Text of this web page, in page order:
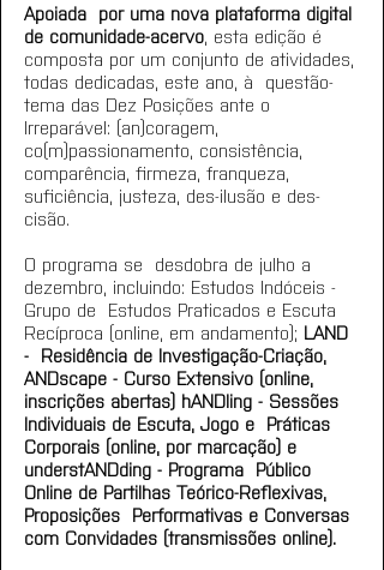
Apoiada  por uma nova plataforma digital
de comunidade-acervo, esta edição é
composta por um conjunto de atividades,
todas dedicadas, este ano, à  questão-
tema das Dez Posições ante o
Irreparável: (an)coragem,
co(m)passionamento, consistência,
comparência, firmeza, franqueza,
suficiência, justeza, des-ilusão e des-
cisão.
O programa se  desdobra de julho a
dezembro, incluindo: Estudos Indóceis -
Grupo de  Estudos Praticados e Escuta
Recíproca (online, em andamento); LAND
-  Residência de Investigação-Criação,
ANDscape - Curso Extensivo (online,
inscrições abertas) hANDling - Sessões
Individuais de Escuta, Jogo e  Práticas
Corporais (online, por marcação) e
understANDding - Programa  Público
Online de Partilhas Teórico-Reflexivas,
Proposições  Performativas e Conversas
com Convidades (transmissões online).